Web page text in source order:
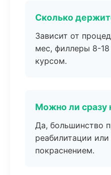
Сколько
Зависит от
мес, филлеры 8-
курсом.
Можно ли сразу
Да, большинство
реабилитации
покраснением.